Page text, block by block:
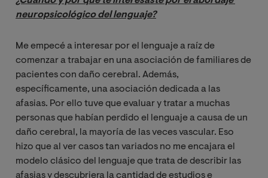
neuropsicológico del lenguaje?
Me empecé a interesar por el lenguaje a raíz de
comenzar a trabajar en una asociación de familiares de
pacientes con daño cerebral. Además,
específicamente, una asociación dedicada a las
afasias. Por ello tuve que evaluar y tratar a muchas
personas que habían perdido el lenguaje a causa de un
daño cerebral, la mayoría de las veces vascular. Eso
hizo que al ver casos tan variados no me encajara el
modelo clásico del lenguaje que trata de describir las
afasias y descubriera la cantidad de estudios e